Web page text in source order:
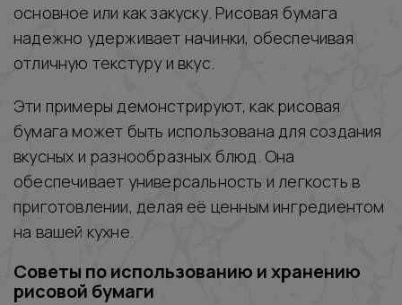
основное или как закуску. Рисовая бумага
надежно удерживает начинки, обеспечивая
отличную текстуру и вкус.
Эти примеры демонстрируют, как рисовая
бумага может быть использована для создания
вкусных и разнообразных блюд. Она
обеспечивает универсальность и легкость в
приготовлении, делая её ценным ингредиентом
на вашей кухне.
Советы по использованию и хранению
рисовой бумаги